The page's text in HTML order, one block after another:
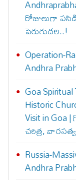
రోజులుగా
పెరుగుద‌ల‌..!
Operation-
Andhra
Goa
Historic
Visit in
చరిత్ర,
Russia-
Andhra